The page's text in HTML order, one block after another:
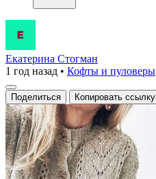
Кардиганы
с
ажурным
узором
Екатерина Стогман
1 год назад • Кофты и пуловеры
Поделиться Копировать ссылку